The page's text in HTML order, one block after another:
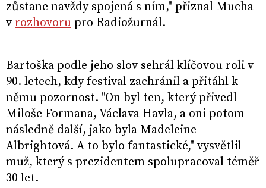
zůstane navždy spojená s ním," přiznal Mucha
v rozhovoru pro Radiožurnál.
Bartoška podle jeho slov sehrál klíčovou roli v
90. letech, kdy festival zachránil a přitáhl k
němu pozornost. "On byl ten, který přivedl
Miloše Formana, Václava Havla, a oni potom
následně další, jako byla Madeleine
Albrightová. A to bylo fantastické," vysvětlil
muž, který s prezidentem spolupracoval téměř
30 let.